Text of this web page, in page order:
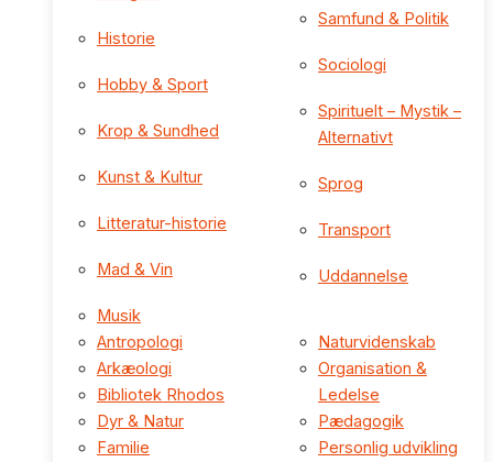
Historie
Hobby & Sport
Krop & Sundhed
Kunst & Kultur
Litteratur-historie
Mad & Vin
Musik
Samfund & Politik
Sociologi
Spirituelt – Mystik –
Alternativt
Sprog
Transport
Uddannelse
Antropologi
Arkæologi
Bibliotek Rhodos
Dyr & Natur
Familie
Naturvidenskab
Organisation &
Ledelse
Pædagogik
Personlig udvikling